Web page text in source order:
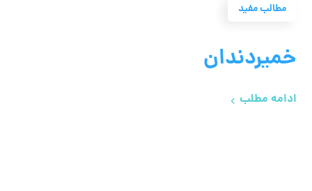
مطالب مفید
خمیردندان
ادامه مطلب